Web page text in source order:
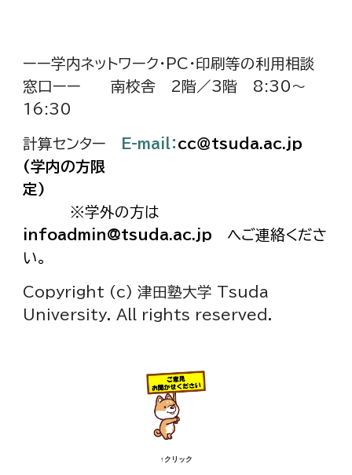
ーー学内ネットワーク ・PC ・ 印刷等の利用相談
窓口ーー南校舎 2階／3階 8:30～
16:30
計算センター E-mail： cc＠tsuda.ac.jp
(学内の方限
定)
※学外の方は
infoadmin@tsuda.ac.jp へご連絡くださ
い。
Copyright (c) 津田塾大学 Tsuda
University. All rights reserved.
↑クリック